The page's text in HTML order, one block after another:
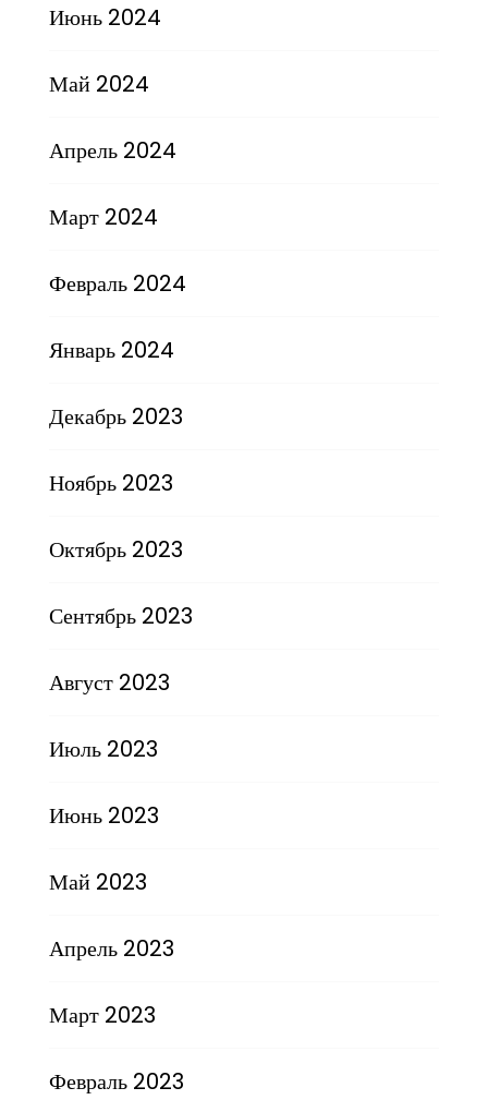
Июнь 2024
Май 2024
Апрель 2024
Март 2024
Февраль 2024
Январь 2024
Декабрь 2023
Ноябрь 2023
Октябрь 2023
Сентябрь 2023
Август 2023
Июль 2023
Июнь 2023
Май 2023
Апрель 2023
Март 2023
Февраль 2023